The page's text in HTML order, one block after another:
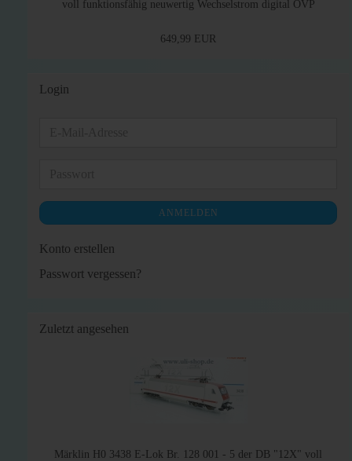
voll funktionsfähig neuwertig Wechselstrom digital OVP
649,99 EUR
Login
ANMELDEN
Konto erstellen
Passwort vergessen?
Zuletzt angesehen
Märklin H0 3438 E-Lok Br. 128 001 - 5 der DB "12X" voll